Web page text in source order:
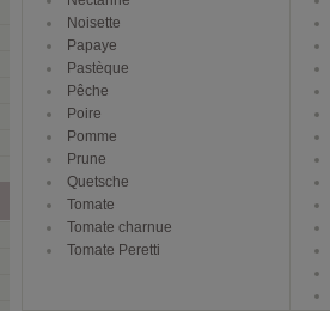
Noisette
Papaye
Pastèque
Pêche
Poire
Pomme
Prune
Quetsche
Tomate
Tomate charnue
Tomate Peretti